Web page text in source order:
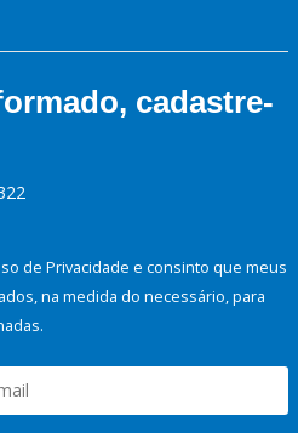
cadastre-
de Privacidade e consinto que meus
na medida do necessário, para